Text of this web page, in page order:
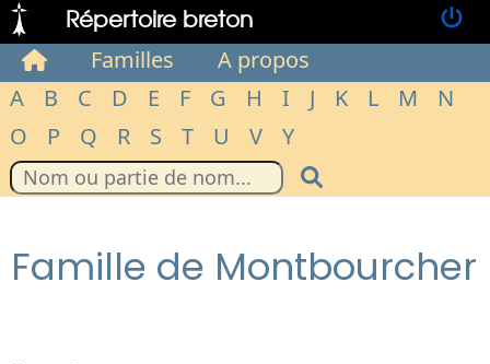
Répertoire breton
Familles
A propos
A
B C D E F G H I J K L M
N
O
P Q R S T U V Y
Famille de Montbourcher